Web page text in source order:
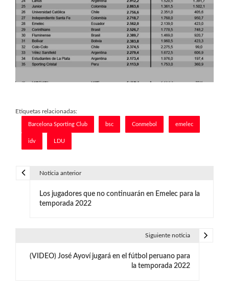
Etiquetas relacionadas:
Barcelona Sporting Club bsc Conmebol emelec
idv LDU
Noticia anterior
Los jugadores que no continuarán en Emelec para la
temporada 2022
Siguiente noticia
(VIDEO) José Ayoví jugará en el fútbol peruano para
la temporada 2022